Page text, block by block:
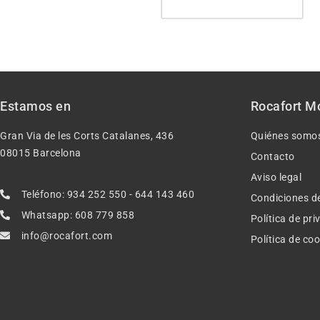
Estamos en
Gran Via de les Corts Catalanes, 436
08015 Barcelona
Teléfono: 934 252 550 - 644 143 460
Whatsapp: 608 779 858
info@rocafort.com
Rocafort
Quiénes
Contacto
Aviso legal
Condiciones
Política de
Política de